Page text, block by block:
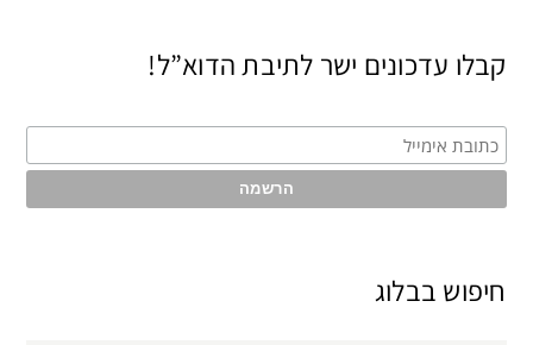
קבלו עדכונים ישר לתיבת הדוא”ל!
חיפוש בבלוג